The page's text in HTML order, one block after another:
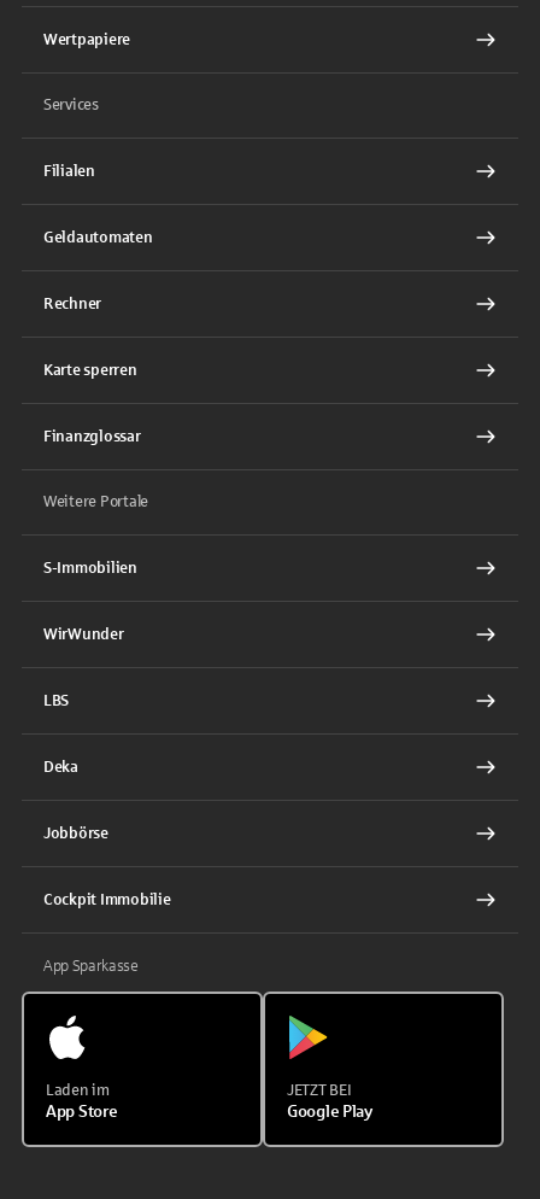
Wertpapiere
Services
Filialen
Geldautomaten
Rechner
Karte sperren
Finanzglossar
Weitere Portale
S-Immobilien
WirWunder
LBS
Deka
Jobbörse
Cockpit Immobilie
App Sparkasse
Laden im
App Store
JETZT BEI
Google Play